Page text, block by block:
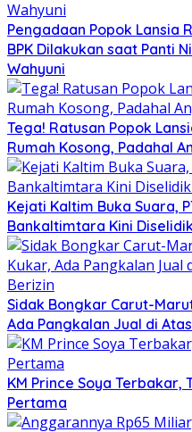
Pengadaan Popok Lansia
BPK Dilakukan saat Panti
Wahyuni
Tega! Ratusan Popok
Rumah Kosong, Padahal
Kejati Kaltim Buka Suara,
Bankaltimtara Kini
Sidak Bongkar Carut-
Ada Pangkalan Jual di
KM Prince Soya Terbakar,
Pertama